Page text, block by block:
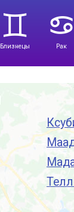
Близнецы Рак